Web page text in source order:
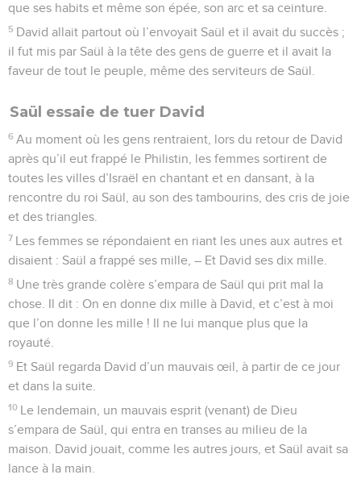
que ses habits et même son épée, son arc et sa ceinture.
5 David allait partout où l’envoyait Saül et il avait du succès ;
il fut mis par Saül à la tête des gens de guerre et il avait la
faveur de tout le peuple, même des serviteurs de Saül.
Saül essaie de tuer David
6 Au moment où les gens rentraient, lors du retour de David
après qu’il eut frappé le Philistin, les femmes sortirent de
toutes les villes d’Israël en chantant et en dansant, à la
rencontre du roi Saül, au son des tambourins, des cris de joie
et des triangles.
7 Les femmes se répondaient en riant les unes aux autres et
disaient : Saül a frappé ses mille, – Et David ses dix mille.
8 Une très grande colère s’empara de Saül qui prit mal la
chose. Il dit : On en donne dix mille à David, et c’est à moi
que l’on donne les mille ! Il ne lui manque plus que la
royauté.
9 Et Saül regarda David d’un mauvais œil, à partir de ce jour
et dans la suite.
10 Le lendemain, un mauvais esprit (venant) de Dieu
s’empara de Saül, qui entra en transes au milieu de la
maison. David jouait, comme les autres jours, et Saül avait sa
lance à la main.